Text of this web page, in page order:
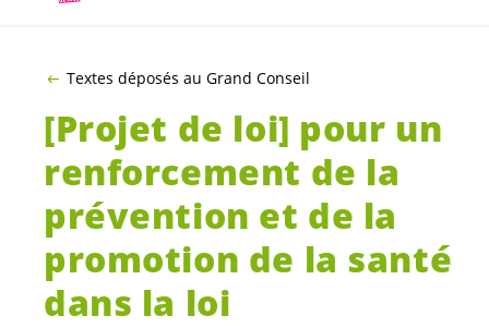
Textes déposés au Grand Conseil
[Projet de loi] pour un
renforcement de la
prévention et de la
promotion de la santé
dans la loi